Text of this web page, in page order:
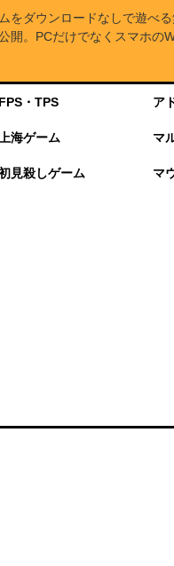
をダウンロードなしで遊べ
開。PCだけでなくスマホの
FPS・TPS ア
上海ゲーム マ
見殺しゲーム マ